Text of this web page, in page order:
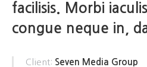
facilisis. Morbi
congue neque in,
Client: Seven Media Group